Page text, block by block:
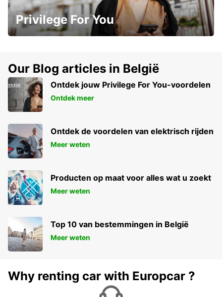
Privilege For You
Our Blog articles in België
Ontdek jouw Privilege For You-voordelen
Ontdek meer
Ontdek de voordelen van elektrisch rijden
Meer weten
Producten op maat voor alles wat u zoekt
Meer weten
Top 10 van bestemmingen in België
Meer weten
Why renting car with Europcar ?